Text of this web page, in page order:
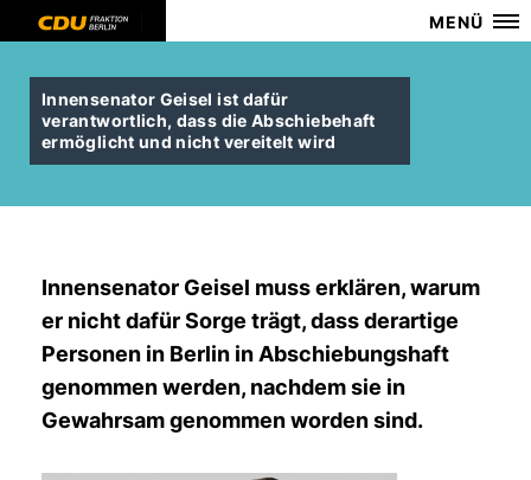
MENÜ
Innensenator Geisel ist dafür
verantwortlich, dass die Abschiebehaft
ermöglicht und nicht vereitelt wird
Innensenator Geisel muss erklären, warum
er nicht dafür Sorge trägt, dass derartige
Personen in Berlin in Abschiebungshaft
genommen werden, nachdem sie in
Gewahrsam genommen worden sind.